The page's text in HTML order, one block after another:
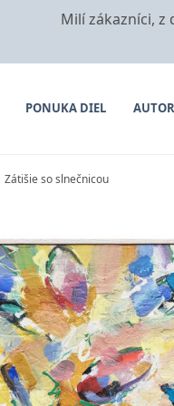
Milí zákazníci, z
PONUKA DIEL
Zátišie so slnečnicou